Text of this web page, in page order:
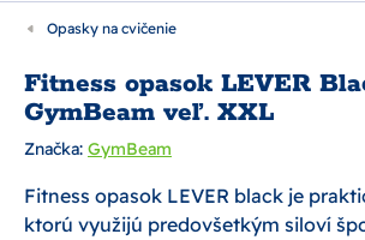
Opasky na cvičenie
Fitness opasok LEVER
GymBeam veľ. XXL
Značka: GymBeam
Fitness opasok LEVER black je
ktorú využijú predovšetkým siloví